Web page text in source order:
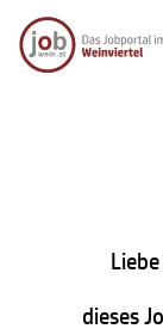
dieses